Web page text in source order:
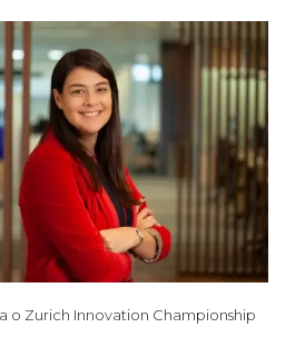
o Zurich Innovation Championship